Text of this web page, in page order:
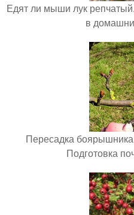
Едят ли мыши лук
в
Пересадка
Подготовка